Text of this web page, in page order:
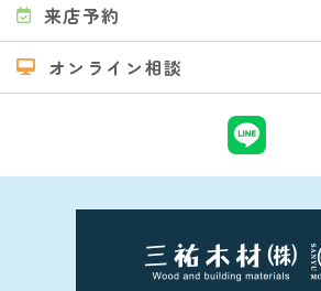
来店予約
オンライン相談